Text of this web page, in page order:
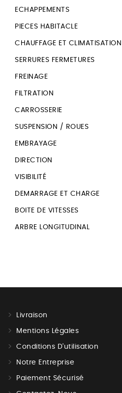
ECHAPPEMENTS
PIECES HABITACLE
CHAUFFAGE ET CLIMATISATION
SERRURES FERMETURES
FREINAGE
FILTRATION
CARROSSERIE
SUSPENSION / ROUES
EMBRAYAGE
DIRECTION
VISIBILITÉ
DEMARRAGE ET CHARGE
BOITE DE VITESSES
ARBRE LONGITUDINAL
Livraison
Mentions Légales
Conditions D'utilisation
Notre Entreprise
Paiement Sécurisé